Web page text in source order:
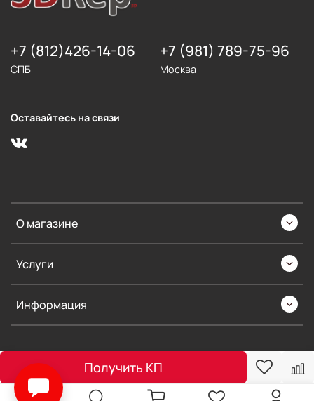
Получить КП
О магазине
Услуги
Информация
+7 (812)426-14-06
СПБ
+7 (981) 789-75-96
Москва
Оставайтесь на связи